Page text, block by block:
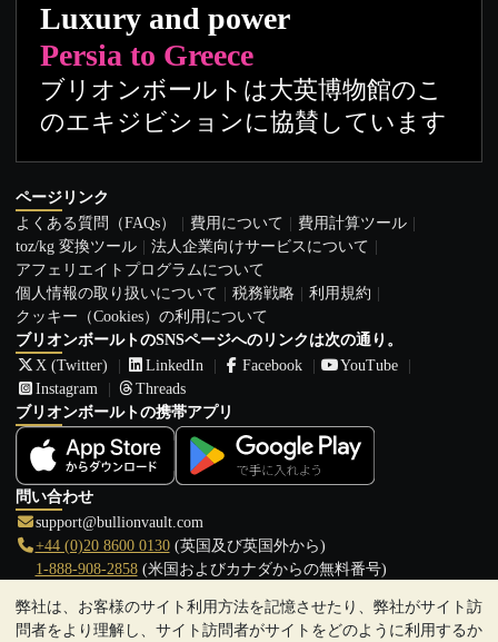
弊社は、お客様のサイト利用方法を記憶させたり、弊社がサイト訪
問者をより理解し、サイト訪問者がサイトをどのように利用するか
Luxury and power
Persia to Greece
ブリオンボールトは大英博物館のこ
のエキジビションに協賛しています
ページリンク
よくある質問（FAQs）
費用について
費用計算ツール
toz/kg 変換ツール
法人企業向けサービスについて
アフェリエイトプログラムについて
個人情報の取り扱いについて
税務戦略
利用規約
クッキー（Cookies）の利用について
ブリオンボールトのSNSページへのリンクは次の通り。
X (Twitter)
LinkedIn Facebook
YouTube
Instagram
Threads
ブリオンボールトの携帯アプリ
問い合わせ
support@bullionvault.com
+44 (0)20 8600 0130(英国及び英国外から)
1-888-908-2858(米国およびカナダからの無料番号)
クリックして通話を開始